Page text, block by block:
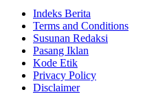
Indeks Berita
Terms and Conditions
Susunan Redaksi
Pasang Iklan
Kode Etik
Privacy Policy
Disclaimer